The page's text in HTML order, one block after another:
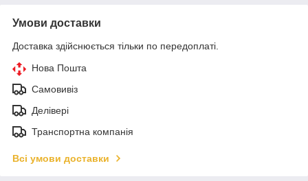
Умови доставки
Доставка здійснюється тільки по передоплаті.
Нова Пошта
Самовивіз
Делівері
Транспортна компанія
Всі умови доставки